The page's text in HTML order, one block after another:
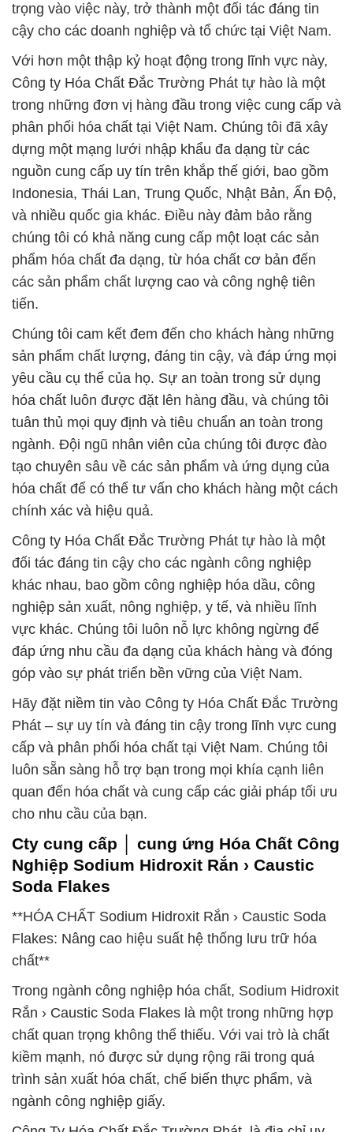
trọng vào việc này, trở thành một đối tác đáng tin
cậy cho các doanh nghiệp và tổ chức tại Việt Nam.
Với hơn một thập kỷ hoạt động trong lĩnh vực này,
Công ty Hóa Chất Đắc Trường Phát tự hào là một
trong những đơn vị hàng đầu trong việc cung cấp và
phân phối hóa chất tại Việt Nam. Chúng tôi đã xây
dựng một mạng lưới nhập khẩu đa dạng từ các
nguồn cung cấp uy tín trên khắp thế giới, bao gồm
Indonesia, Thái Lan, Trung Quốc, Nhật Bản, Ấn Độ,
và nhiều quốc gia khác. Điều này đảm bảo rằng
chúng tôi có khả năng cung cấp một loạt các sản
phẩm hóa chất đa dạng, từ hóa chất cơ bản đến
các sản phẩm chất lượng cao và công nghệ tiên
tiến.
Chúng tôi cam kết đem đến cho khách hàng những
sản phẩm chất lượng, đáng tin cậy, và đáp ứng mọi
yêu cầu cụ thể của họ. Sự an toàn trong sử dụng
hóa chất luôn được đặt lên hàng đầu, và chúng tôi
tuân thủ mọi quy định và tiêu chuẩn an toàn trong
ngành. Đội ngũ nhân viên của chúng tôi được đào
tạo chuyên sâu về các sản phẩm và ứng dụng của
hóa chất để có thể tư vấn cho khách hàng một cách
chính xác và hiệu quả.
Công ty Hóa Chất Đắc Trường Phát tự hào là một
đối tác đáng tin cậy cho các ngành công nghiệp
khác nhau, bao gồm công nghiệp hóa dầu, công
nghiệp sản xuất, nông nghiệp, y tế, và nhiều lĩnh
vực khác. Chúng tôi luôn nỗ lực không ngừng để
đáp ứng nhu cầu đa dạng của khách hàng và đóng
góp vào sự phát triển bền vững của Việt Nam.
Hãy đặt niềm tin vào Công ty Hóa Chất Đắc Trường
Phát – sự uy tín và đáng tin cậy trong lĩnh vực cung
cấp và phân phối hóa chất tại Việt Nam. Chúng tôi
luôn sẵn sàng hỗ trợ bạn trong mọi khía cạnh liên
quan đến hóa chất và cung cấp các giải pháp tối ưu
cho nhu cầu của bạn.
Cty cung cấp │ cung ứng Hóa Chất Công
Nghiệp Sodium Hidroxit Rắn › Caustic
Soda Flakes
**HÓA CHẤT Sodium Hidroxit Rắn › Caustic Soda
Flakes: Nâng cao hiệu suất hệ thống lưu trữ hóa
chất**
Trong ngành công nghiệp hóa chất, Sodium Hidroxit
Rắn › Caustic Soda Flakes là một trong những hợp
chất quan trọng không thể thiếu. Với vai trò là chất
kiềm mạnh, nó được sử dụng rộng rãi trong quá
trình sản xuất hóa chất, chế biến thực phẩm, và
ngành công nghiệp giấy.